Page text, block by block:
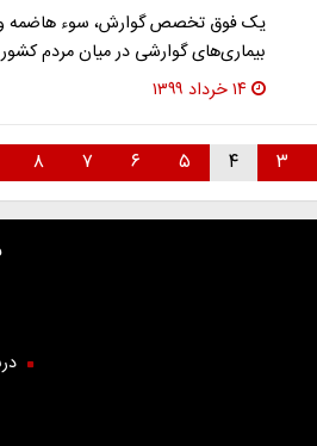
یک فوق تخصص گوارش، سوء هاضمه و
بیماری‌های گوارشی در میان مردم
۱۴ خرداد ۱۳۹۹
۳ ۴ ۵ ۶ ۷ ۸